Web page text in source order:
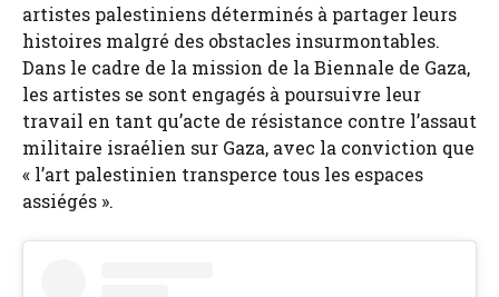
artistes palestiniens déterminés à partager leurs
histoires malgré des obstacles insurmontables.
Dans le cadre de la mission de la Biennale de Gaza,
les artistes se sont engagés à poursuivre leur
travail en tant qu’acte de résistance contre l’assaut
militaire israélien sur Gaza, avec la conviction que
« l’art palestinien transperce tous les espaces
assiégés ».